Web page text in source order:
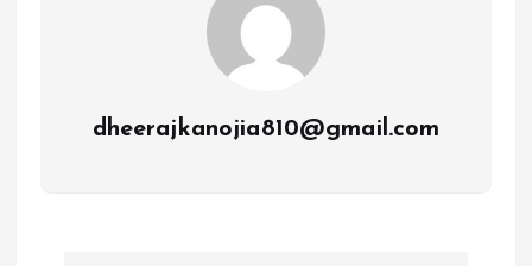
dheerajkanojia810@gmail.com